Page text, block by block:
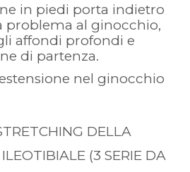
in piedi porta indietro
problema al ginocchio,
affondi profondi e
di partenza.
nel ginocchio
DELLA
(3 SERIE DA